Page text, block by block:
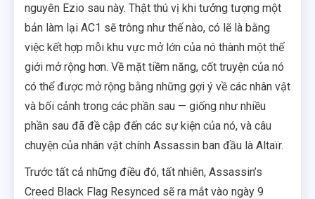
nguyên Ezio sau này. Thật thú vị khi tưởng tượng một
bản làm lại AC1 sẽ trông như thế nào, có lẽ là bằng
việc kết hợp mỗi khu vực mở lớn của nó thành một thế
giới mở rộng hơn. Về mặt tiềm năng, cốt truyện của nó
có thể được mở rộng bằng những gợi ý về các nhân vật
và bối cảnh trong các phần sau — giống như nhiều
phần sau đã đề cập đến các sự kiện của nó, và câu
chuyện của nhân vật chính Assassin ban đầu là Altaïr.
Trước tất cả những điều đó, tất nhiên, Assassin’s
Creed Black Flag Resynced sẽ ra mắt vào ngày 9